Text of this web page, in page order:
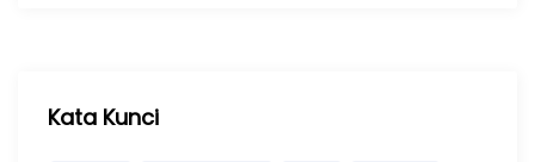
Kata Kunci